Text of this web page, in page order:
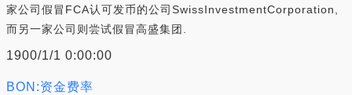
家公司假冒FCA认可发币的公司SwissInvestmentCorporation,
而另一家公司则尝试假冒高盛集团.
1900/1/1 0:00:00
BON:资金费率